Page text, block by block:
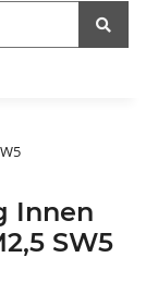
Innen
SW5